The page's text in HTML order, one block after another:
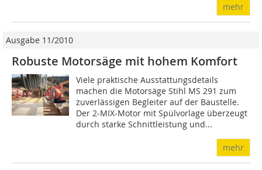
mehr
Ausgabe 11/2010
Robuste Motorsäge mit hohem Komfort
Viele praktische Ausstattungsdetails
machen die Motorsäge Stihl MS 291 zum
zuverlässigen Begleiter auf der Baustelle.
Der 2-MIX-Motor mit Spülvorlage überzeugt
durch starke Schnittleistung und...
mehr